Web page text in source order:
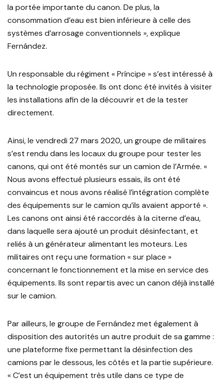
la portée importante du canon. De plus, la
consommation d’eau est bien inférieure à celle des
systèmes d’arrosage conventionnels », explique
Fernández.
Un responsable du régiment « Príncipe » s’est intéressé à
la technologie proposée. Ils ont donc été invités à visiter
les installations afin de la découvrir et de la tester
directement.
Ainsi, le vendredi 27 mars 2020, un groupe de militaires
s’est rendu dans les locaux du groupe pour tester les
canons, qui ont été montés sur un camion de l’Armée. «
Nous avons effectué plusieurs essais, ils ont été
convaincus et nous avons réalisé l’intégration complète
des équipements sur le camion qu’ils avaient apporté ».
Les canons ont ainsi été raccordés à la citerne d’eau,
dans laquelle sera ajouté un produit désinfectant, et
reliés à un générateur alimentant les moteurs. Les
militaires ont reçu une formation « sur place »
concernant le fonctionnement et la mise en service des
équipements. Ils sont repartis avec un canon déjà installé
sur le camion.
Par ailleurs, le groupe de Fernández met également à
disposition des autorités un autre produit de sa gamme :
une plateforme fixe permettant la désinfection des
camions par le dessous, les côtés et la partie supérieure.
« C’est un équipement très utile dans ce type de